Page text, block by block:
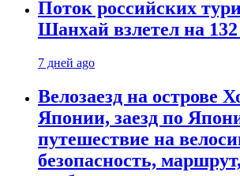
Поток российских
Шанхай взлетел на
7 дней ago
Велозаезд на острове
Японии, заезд по
путешествие на
безопасность, маршрут,